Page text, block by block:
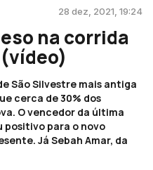
28 dez, 2021, 19:24
na corrida
São Silvestre mais antiga
cerca de 30% dos
O vencedor da última
positivo para o novo
Já Sebah Amar, da